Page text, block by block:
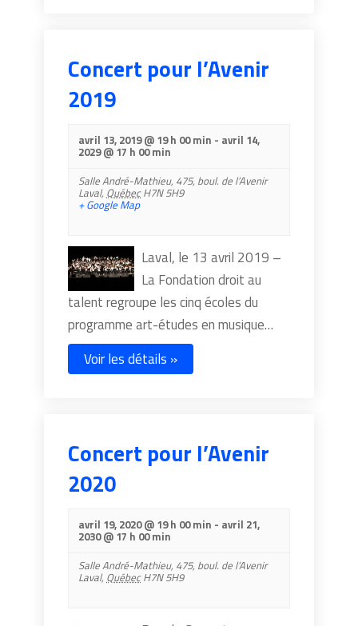
Concert pour l’Avenir
2019
avril 13, 2019 @ 19 h 00 min - avril 14,
2029 @ 17 h 00 min
Salle André-Mathieu, 475, boul. de l’Avenir
Laval, Québec H7N 5H9
+ Google Map
Laval, le 13 avril 2019 –
La Fondation droit au
talent regroupe les cinq écoles du
programme art-études en musique…
Voir les détails »
Concert pour l’Avenir
2020
avril 19, 2020 @ 19 h 00 min - avril 21,
2030 @ 17 h 00 min
Salle André-Mathieu, 475, boul. de l’Avenir
Laval, Québec H7N 5H9